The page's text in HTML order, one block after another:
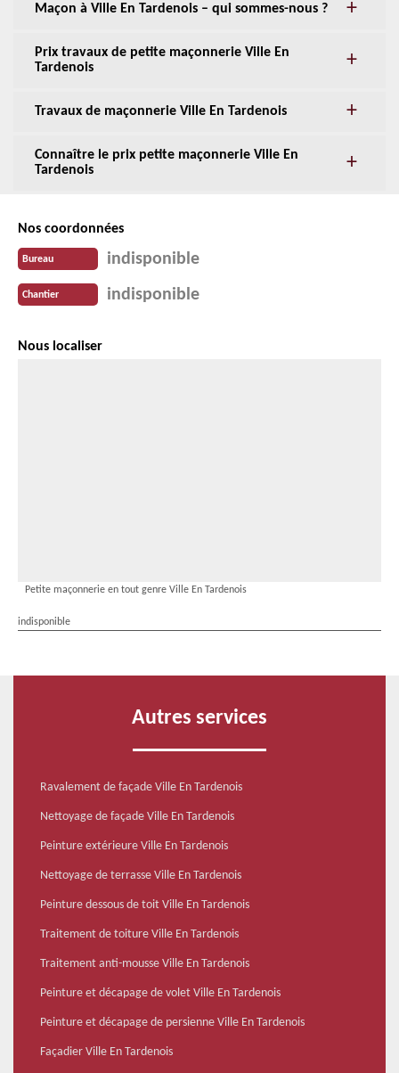
Maçon à Ville En Tardenois – qui sommes-nous ?
Prix travaux de petite maçonnerie Ville En
Tardenois
Travaux de maçonnerie Ville En Tardenois
Connaître le prix petite maçonnerie Ville En
Tardenois
Nos coordonnées
Bureau indisponible
Chantier indisponible
Nous localiser
Petite maçonnerie en tout genre Ville En Tardenois
indisponible
Autres services
Ravalement de façade Ville En Tardenois
Nettoyage de façade Ville En Tardenois
Peinture extérieure Ville En Tardenois
Nettoyage de terrasse Ville En Tardenois
Peinture dessous de toit Ville En Tardenois
Traitement de toiture Ville En Tardenois
Traitement anti-mousse Ville En Tardenois
Peinture et décapage de volet Ville En Tardenois
Peinture et décapage de persienne Ville En Tardenois
Façadier Ville En Tardenois